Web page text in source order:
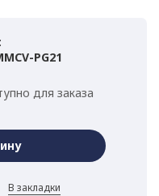
PG21
для заказа